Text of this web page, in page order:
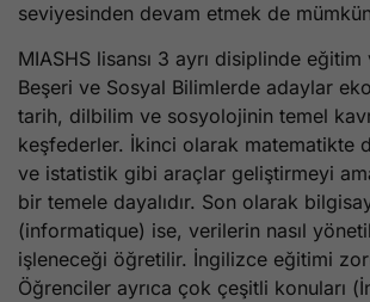
seviyesinden devam etmek de
MIASHS lisansı 3 ayrı disiplinde
Beşeri ve Sosyal Bilimlerde adaylar
tarih, dilbilim ve sosyolojinin temel
keşfederler. İkinci olarak matematikte
ve istatistik gibi araçlar geliştirmeyi
bir temele dayalıdır. Son olarak
(informatique) ise, verilerin nasıl
işleneceği öğretilir. İngilizce eğitimi
Öğrenciler ayrıca çok çeşitli konuları